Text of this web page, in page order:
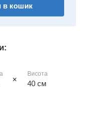
в кошик
Висота
40 см